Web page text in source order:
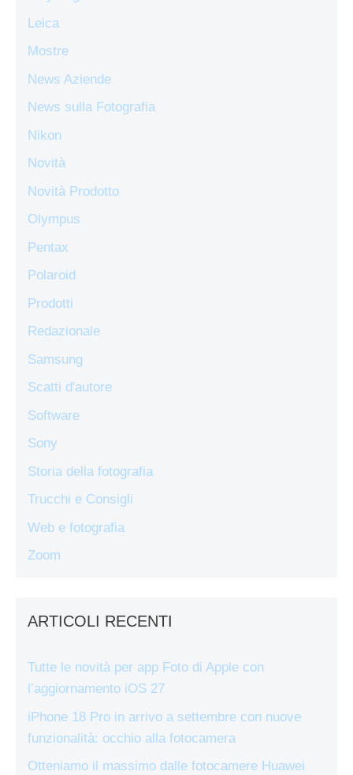
Leica
Mostre
News Aziende
News sulla Fotografia
Nikon
Novità
Novità Prodotto
Olympus
Pentax
Polaroid
Prodotti
Redazionale
Samsung
Scatti d'autore
Software
Sony
Storia della fotografia
Trucchi e Consigli
Web e fotografia
Zoom
ARTICOLI RECENTI
Tutte le novità per app Foto di Apple con
l’aggiornamento iOS 27
iPhone 18 Pro in arrivo a settembre con nuove
funzionalità: occhio alla fotocamera
Otteniamo il massimo dalle fotocamere Huawei